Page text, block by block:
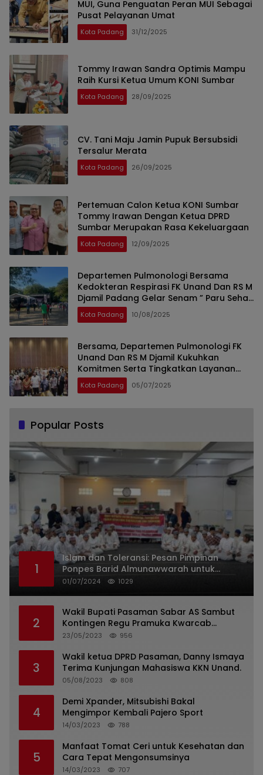
MUI, Guna Penguatan Peran MUI Sebagai
Pusat Pelayanan Umat
Kota Padang 31/12/2025
Tommy Irawan Sandra Optimis Mampu
Raih Kursi Ketua Umum KONI Sumbar
Kota Padang 28/09/2025
CV. Tani Maju Jamin Pupuk Bersubsidi
Tersalur Merata
Kota Padang 26/09/2025
Pertemuan Calon Ketua KONI Sumbar
Tommy Irawan Dengan Ketua DPRD
Sumbar Merupakan Rasa Kekeluargaan
Kota Padang 12/09/2025
Departemen Pulmonologi Bersama
Kedokteran Respirasi FK Unand Dan RS M
Djamil Padang Gelar Senam ” Paru Sehat
” Dan HUT Kota Padang
Kota Padang 10/08/2025
Bersama, Departemen Pulmonologi FK
Unand Dan RS M Djamil Kukuhkan
Komitmen Serta Tingkatkan Layanan
Kesehatan Paru Lewat Pulmonary
Update 2025
Kota Padang 05/07/2025
Popular Posts
1
Islam dan Toleransi: Pesan Pimpinan
Ponpes Barid Almunawwarah untuk
Indonesia
01/07/2024 1029
2
Wakil Bupati Pasaman Sabar AS Sambut
Kontingen Regu Pramuka Kwarcab
Pasaman
23/05/2023 956
3
Wakil ketua DPRD Pasaman, Danny Ismaya
Terima Kunjungan Mahasiswa KKN Unand.
05/08/2023 808
4
Demi Xpander, Mitsubishi Bakal
Mengimpor Kembali Pajero Sport
14/03/2023 788
5
Manfaat Tomat Ceri untuk Kesehatan dan
Cara Tepat Mengonsumsinya
14/03/2023 707